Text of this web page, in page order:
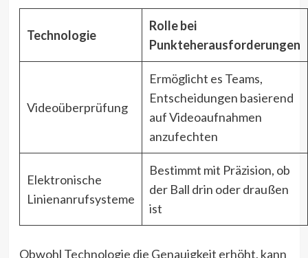
Technologie
Rolle bei
Punkteherausforderungen
Videoüberprüfung
Ermöglicht es Teams,
Entscheidungen basierend
auf Videoaufnahmen
anzufechten
Elektronische
Linienanrufsysteme
Bestimmt mit Präzision, ob
der Ball drin oder draußen
ist
Obwohl Technologie die Genauigkeit erhöht, kann